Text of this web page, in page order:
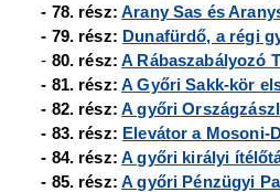
- 78. rész:Arany Sas és
- 79. rész: Dunafürdő, a régi
- 80. rész:A Rábaszabályozó
- 81. rész:A Győri Sakk-kör
- 82. rész:A győri
- 83. rész: Elevátor a Mosoni-
- 84. rész:A győri királyi
- 85. rész:A győri Pénzügyi